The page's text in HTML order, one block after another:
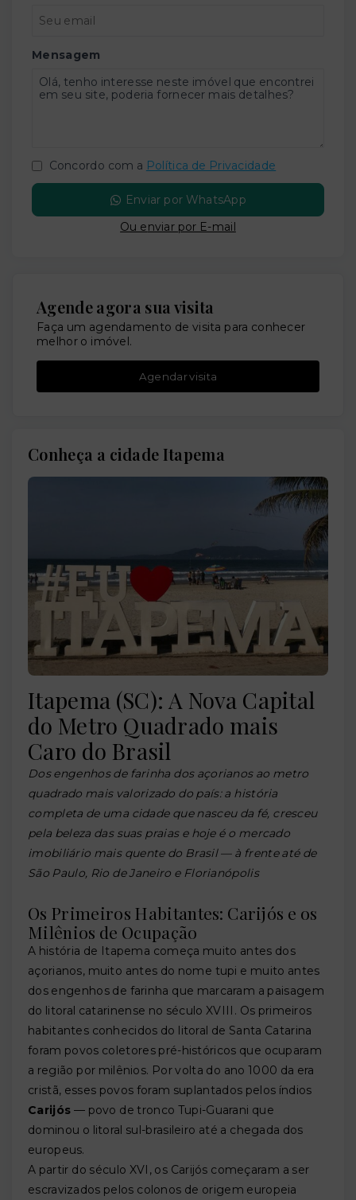
Mensagem
Concordo com a Política de Privacidade
Enviar por WhatsApp
Ou enviar por E-mail
Agende agora sua visita
Faça um agendamento de visita para conhecer
melhor o imóvel.
Agendar visita
Conheça a cidade Itapema
Itapema (SC): A Nova Capital
do Metro Quadrado mais
Caro do Brasil
Dos engenhos de farinha dos açorianos ao metro
quadrado mais valorizado do país: a história
completa de uma cidade que nasceu da fé, cresceu
pela beleza das suas praias e hoje é o mercado
imobiliário mais quente do Brasil — à frente até de
São Paulo, Rio de Janeiro e Florianópolis
Os Primeiros Habitantes: Carijós e os
Milênios de Ocupação
A história de Itapema começa muito antes dos
açorianos, muito antes do nome tupi e muito antes
dos engenhos de farinha que marcaram a paisagem
do litoral catarinense no século XVIII. Os primeiros
habitantes conhecidos do litoral de Santa Catarina
foram povos coletores pré-históricos que ocuparam
a região por milênios. Por volta do ano 1000 da era
cristã, esses povos foram suplantados pelos índios
Carijós — povo de tronco Tupi-Guarani que
dominou o litoral sul-brasileiro até a chegada dos
europeus.
A partir do século XVI, os Carijós começaram a ser
escravizados pelos colonos de origem europeia